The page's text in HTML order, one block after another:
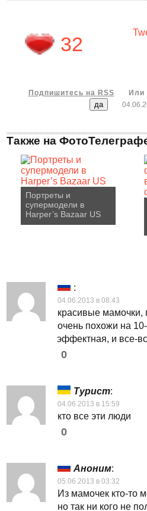
32
Подпишитесь на RSS
Или
Также на
Портреты и
супермодели в
Harper’s Bazaar US
:
04.06.2013 в 08:43
красивые мамочки,
очень похожи на
эффектная, и все-
0
Турист:
04.06.2013 в 15:59
кто все эти люди
0
Аноним:
05.06.2013 в 03:32
Из мамочек кто-то
но так ни кого не